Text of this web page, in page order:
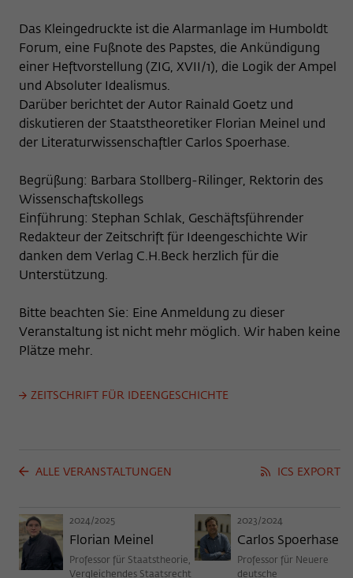
Das Kleingedruckte ist die Alarmanlage im Humboldt
Forum, eine Fußnote des Papstes, die Ankündigung
einer Heftvorstellung (ZIG, XVII/1), die Logik der Ampel
und Absoluter Idealismus.
Darüber berichtet der Autor Rainald Goetz und
diskutieren der Staatstheoretiker Florian Meinel und
der Literaturwissenschaftler Carlos Spoerhase.
Begrüßung: Barbara Stollberg-Rilinger, Rektorin des
Wissenschaftskollegs
Einführung: Stephan Schlak, Geschäftsführender
Redakteur der Zeitschrift für Ideengeschichte Wir
danken dem Verlag C.H.Beck herzlich für die
Unterstützung.
Bitte beachten Sie: Eine Anmeldung zu dieser
Veranstaltung ist nicht mehr möglich. Wir haben keine
Plätze mehr.
ZEITSCHRIFT FÜR IDEENGESCHICHTE
ALLE VERANSTALTUNGEN ICS EXPORT
2024/2025
Florian Meinel
Professor für Staatstheorie,
Vergleichendes Staatsrecht
2023/2024
Carlos Spoerhase
Professor für Neuere
deutsche
Name fe_typo_user
Anbieter Wissenschaftskolleg zu Berlin
Laufzeit Session-Dauer
Dieses Cookie dient zur Identifizierung
einer Session-ID bei der Anmeldung am
Wissenschaftskollegs.
_pk_id
Anbieter Matomo
Laufzeit 13 Monate
Dieses Cookie dient dazu, den/die
zuzuordnen.
Name _pk_ref
Anbieter Matomo
Zweck
Dieses Cookie dient dazu, zu speichern,
Anbieter Matomo
Zweck
Dieses kurzlebige Cookie wird dazu
verwendet, vorübergehend Daten über
den aktuellen Aufenthalt des Besuchs auf
Cookie-Informationen anzeigen
Externe Inhalte
Wir verwenden auf unserer Webseite externe Inhalte, um
Ihnen zusätzliche Informationen anzubieten. Diese externen
Inhalte sind Videos der Video-Plattform Vimeo, Inhalte des
Darstellung externer Inhalte zustimmen, verwendet Vimeo
den lokalen Speicher des Browsers, um Informationen über
Ihre Nutzung der Videos zu speichern (z.B. Häufigkeit des
Aufrufes, Dauer der Abspielzeit, etc). Außerdem willigen Sie
ein, dass eine Verbindung zu den externen Diensten ggf. in
sog. Drittstaaten wie den USA hergestellt wird, deren
das Risiko, dass Ihre Daten durch dortige Behörden, zu
Kontroll- und zu Überwachungszwecken, möglicherweise
auch ohne Rechtsbehelfsmöglichkeiten, verarbeitet werden